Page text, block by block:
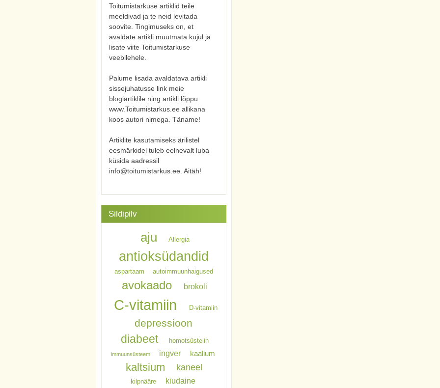
Toitumistarkuse artiklid teile
meeldivad ja te neid levitada
soovite. Tingimuseks on, et
avaldate artikli muutmata kujul ja
lisate viite Toitumistarkuse
veebilehele.
Palume lisada avaldatava artikli
sissejuhatusse link meie
blogiartiklile ning artikli lõppu
www.Toitumistarkus.ee allikana
koos autori nimega. Täname!
Artiklite kasutamiseks ärilistel
eesmärkidel tuleb eelnevalt luba
küsida aadressil
info@toitumistarkus.ee. Aitäh!
Sildipilv
aju Allergia
antioksüdandid
aspartaam autoimmuunhaigused
avokaado brokoli
C-vitamiin D-vitamiin
depressioon
diabeet homotsüsteiin
immuunsüsteem ingver kaalium
kaltsium kaneel
kilpnääre kiudaine